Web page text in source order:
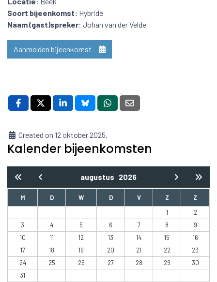
Soort bijeenkomst: Hybride
Naam (gast)spreker: Johan van der Velde
Aanmelden bijeenkomst
Created on 12 oktober 2025.
Kalender bijeenkomsten
augustus 2026
M D W D V Z
Z
1
2
3
4 5 6 7 8
9
10
11 12 13 14 15
16
17
18 19 20 21 22
23
24
25 26 27 28 29
30
31